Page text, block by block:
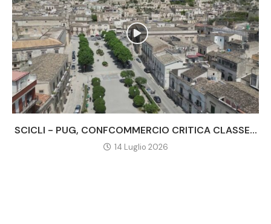
SCICLI - PUG, CONFCOMMERCIO CRITICA CLASSE...
14 Luglio 2026